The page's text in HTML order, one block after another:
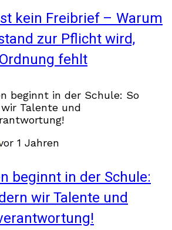
kein Freibrief – Warum
zur Pflicht wird,
fehlt
1 Jahren
beginnt in der Schule:
wir Talente und